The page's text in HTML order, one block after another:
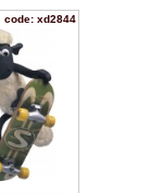
code: xd2844